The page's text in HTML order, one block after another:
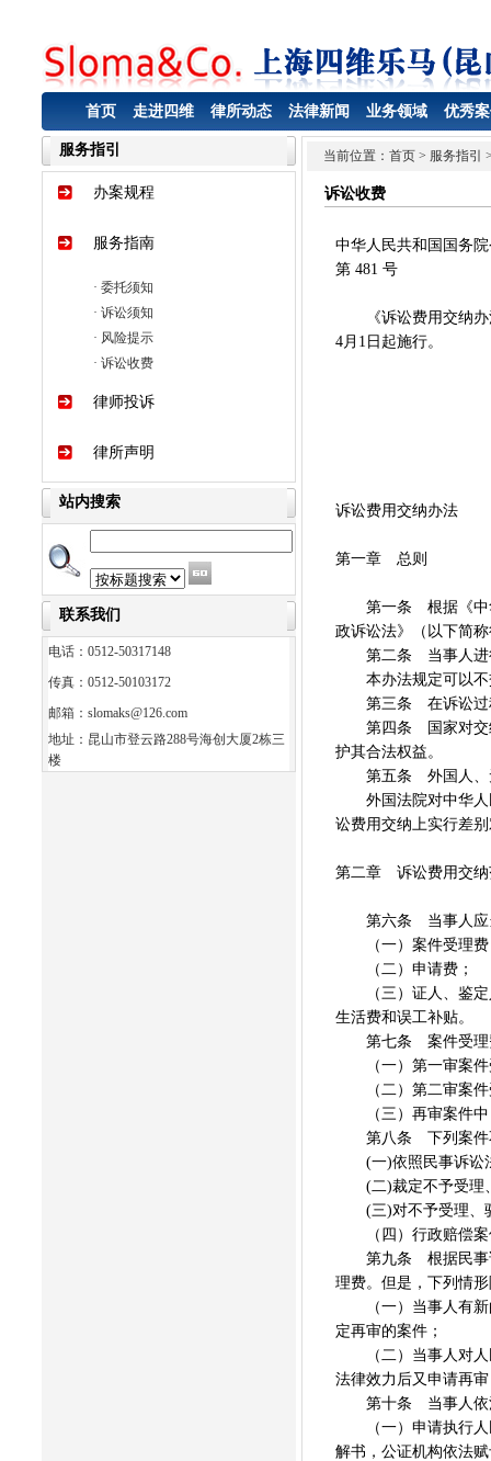
首页 走进四维 律所动态 法律新闻 业务领域 优秀
服务指引
办案规程
服务指南
· 委托须知
· 诉讼须知
· 风险提示
· 诉讼收费
律师投诉
律所声明
站内搜索
联系我们
电话：0512-50317148
传真：0512-50103172
邮箱：slomaks@126.com
地址：昆山市登云路288号海创大厦2栋三
楼
当前位置： 首页> 服务指引
诉讼收费
中华人民共和国国务
第 481 号
《诉讼费用交纳办法
4月1日起施行。
诉讼费用交纳办法
第一章 总则
第一条 根据《中华
政诉讼法》（以下简
第二条 当事人进行
本办法规定可以不
第三条 在诉讼过程
第四条 国家对交纳
护其合法权益。
第五条 外国人、无
外国法院对中华人
讼费用交纳上实行差
第二章 诉讼费用交纳
第六条 当事人应当
（一）案件受理费
（二）申请费；
（三）证人、鉴定
生活费和误工补贴。
第七条 案件受理
（一）第一审案件
（二）第二审案件
（三）再审案件中
第八条 下列案件
(一)依照民事诉讼
(二)裁定不予受理
(三)对不予受理、驳
（四）行政赔偿案
第九条 根据民事诉
理费。但是，下列情
（一）当事人有新
定再审的案件；
（二）当事人对人
法律效力后又申请再
第十条 当事人依法
（一）申请执行人
解书，公证机构依法